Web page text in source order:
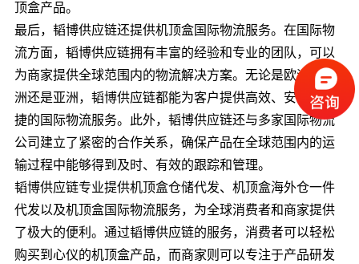
顶盒产品。
最后，韬博供应链还提供机顶盒国际物流服务。在国际物
流方面，韬博供应链拥有丰富的经验和专业的团队，可以
为商家提供全球范围内的物流解决方案。无论是欧洲、美
洲还是亚洲，韬博供应链都能为客户提供高效、安全、便
捷的国际物流服务。此外，韬博供应链还与多家国际物流
公司建立了紧密的合作关系，确保产品在全球范围内的运
输过程中能够得到及时、有效的跟踪和管理。
韬博供应链专业提供机顶盒仓储代发、机顶盒海外仓一件
代发以及机顶盒国际物流服务，为全球消费者和商家提供
了极大的便利。通过韬博供应链的服务，消费者可以轻松
购买到心仪的机顶盒产品，而商家则可以专注于产品研发